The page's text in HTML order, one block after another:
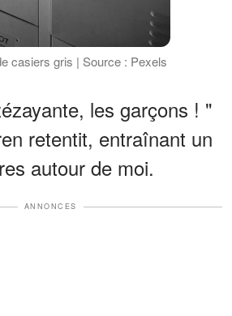
casiers gris | Source : Pexels
les garçons ! "
retentit, entraînant un
autour de moi.
ANNONCES